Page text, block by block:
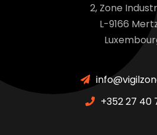
2, Zone
L-9166
+352 27 40